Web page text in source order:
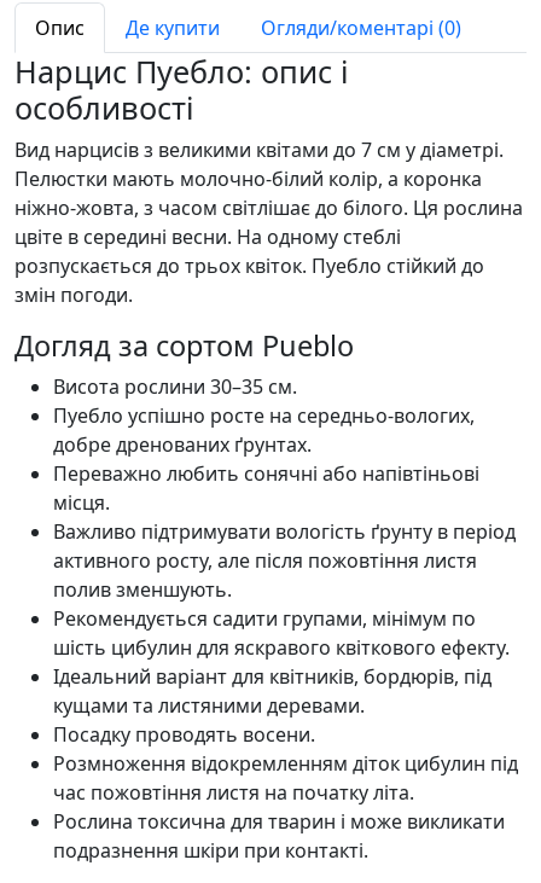
Опис Де купити Огляди/коментарі (0)
Нарцис Пуебло: опис і
особливості
Вид нарцисів з великими квітами до 7 см у діаметрі.
Пелюстки мають молочно-білий колір, а коронка
ніжно-жовта, з часом світлішає до білого. Ця рослина
цвіте в середині весни. На одному стеблі
розпускається до трьох квіток. Пуебло стійкий до
змін погоди.
Догляд за сортом Pueblo
Висота рослини 30–35 см.
Пуебло успішно росте на середньо-вологих,
добре дренованих ґрунтах.
Переважно любить сонячні або напівтіньові
місця.
Важливо підтримувати вологість ґрунту в період
активного росту, але після пожовтіння листя
полив зменшують.
Рекомендується садити групами, мінімум по
шість цибулин для яскравого квіткового ефекту.
Ідеальний варіант для квітників, бордюрів, під
кущами та листяними деревами.
Посадку проводять восени.
Розмноження відокремленням діток цибулин під
час пожовтіння листя на початку літа.
Рослина токсична для тварин і може викликати
подразнення шкіри при контакті.